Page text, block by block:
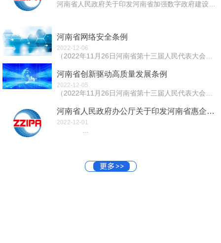
河南省网络安全条例
2022-12-06
河南省创新驱动高质量发展条例
2022-12-05
河南省人民政府办公厅关于印发河南省惠企政策免申即享工作方案（试行）的通知
2022-12-01